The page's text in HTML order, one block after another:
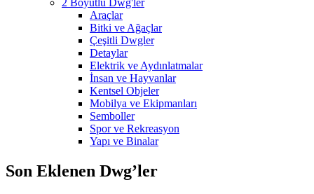
2 Boyutlu Dwg'ler
Araçlar
Bitki ve Ağaçlar
Çeşitli Dwgler
Detaylar
Elektrik ve Aydınlatmalar
İnsan ve Hayvanlar
Kentsel Objeler
Mobilya ve Ekipmanları
Semboller
Spor ve Rekreasyon
Yapı ve Binalar
Son Eklenen Dwg’ler